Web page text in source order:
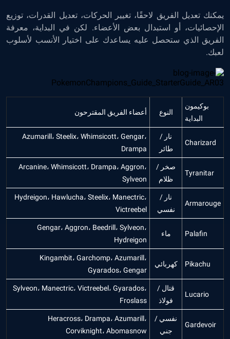
يمكنك تعديل الفريق لاحقًا، تغيير الحركات، تعديل القدرات، توزيع
الإحصائيات، أو استبدال بعض الأعضاء. لكن في البداية، معرفة
الفريق الذي ستحصل عليه يساعدك على اختيار الأنسب لأسلوب
لعبك.
بوكيمون
البداية
النوع أعضاء الفريق المقترحون
Charizard
نار /
طائر
Azumarill، Steelix، Whimsicott، Gengar،
Drampa
Tyranitar
صخر /
ظلام
Arcanine، Whimsicott، Drampa، Aggron،
Sylveon
Armarouge
نار /
نفسي
Hydreigon، Hawlucha، Steelix، Manectric،
Victreebel
Palafin ماء
Gengar، Aggron، Beedrill، Sylveon،
Hydreigon
Pikachu كهربائي
Kingambit، Garchomp، Azumarill،
Gyarados، Gengar
Lucario
قتال /
فولاذ
Sylveon، Manectric، Victreebel، Gyarados،
Froslass
Gardevoir
نفسي /
جني
Heracross، Drampa، Azumarill،
Corviknight، Abomasnow